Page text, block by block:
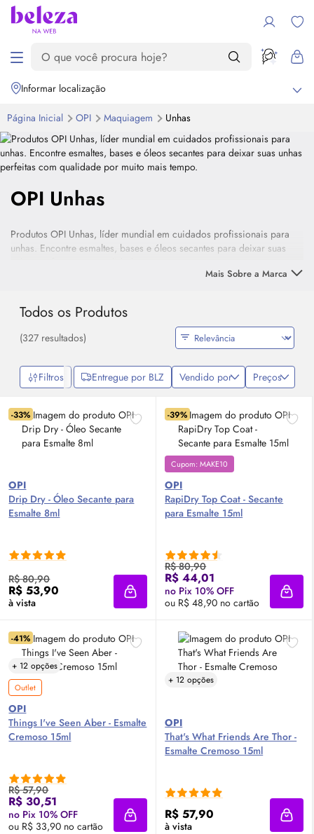
Informar localização
Página Inicial OPI Maquiagem Unhas
OPI Unhas
Produtos OPI Unhas, líder mundial em cuidados profissionais para
unhas. Encontre esmaltes, bases e óleos secantes para deixar suas
Mais Sobre a Marca
Todos os Produtos
(327 resultados)
Filtros Entregue por BLZ Vendido por Preços
-33%
OPI
Drip Dry - Óleo Secante para
Esmalte 8ml
R$ 80,90
R$ 53,90
à vista Adicionar à sacola
-39%
Cupom: MAKE10
OPI
RapiDry Top Coat - Secante
para Esmalte 15ml
R$ 80,90
R$ 44,01
no Pix 10% OFF
ou R$ 48,90 no cartão
-41%
+ 12 opções
Outlet
OPI
Things I've Seen Aber - Esmalte
Cremoso 15ml
R$ 57,90
R$ 30,51
no Pix 10% OFF
ou R$ 33,90 no cartão
Adicionar à sacola
+ 12 opções
OPI
That's What Friends Are Thor -
Esmalte Cremoso 15ml
R$ 57,90
à vista